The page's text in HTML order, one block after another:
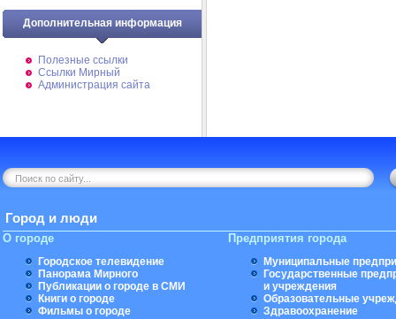
Дополнительная информация
Полезные ссылки
Ссылки Мирный
Администрация сайта
Город и люди
О городе
Городское телевидение
Панорама Мирного
Публикации о городе в СМИ
Книги о городе
Фильмы о городе
Предприятия города
Муниципальные
Государственные
и учреждения
Образовательные
Здравоохранение